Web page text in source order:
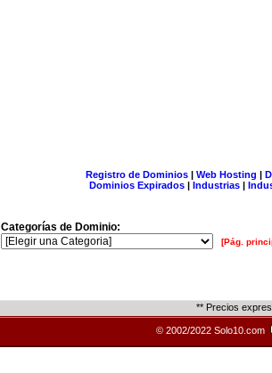
Registro de Dominios| Web Hosting |
Dominios Expirados | Industrias |
Categorías de Dominio:
[Pág.
** Precios
© 2002/2022 Solo10.com